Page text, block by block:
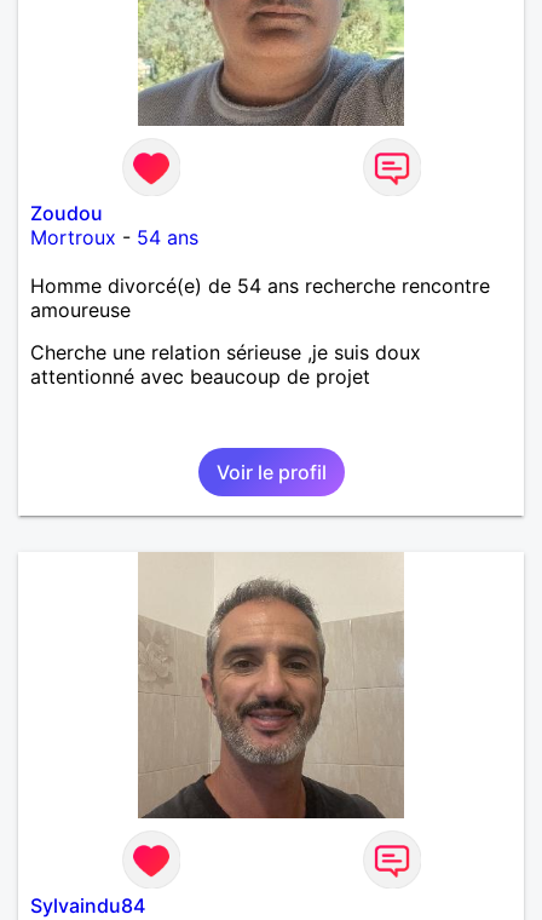
Zoudou
Mortroux - 54 ans
Homme divorcé(e) de 54 ans recherche rencontre
amoureuse
Cherche une relation sérieuse ,je suis doux
attentionné avec beaucoup de projet
Voir le profil
Sylvaindu84